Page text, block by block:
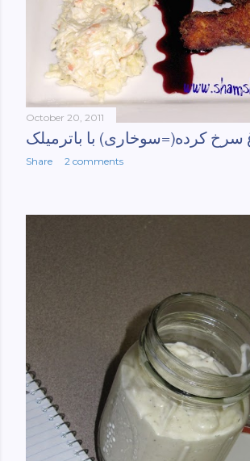
October 20, 2011
سرخ کرده(=سوخاری) با باترمیلک
Share 2 comments